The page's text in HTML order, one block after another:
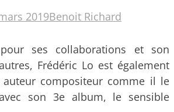
2019Benoit Richard
ses collaborations et son
Frédéric Lo est également
compositeur comme il le
son 3e album, le sensible